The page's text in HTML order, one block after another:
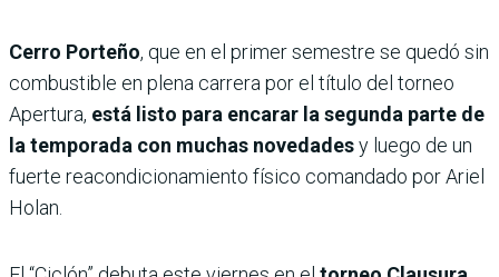
Cerro Porteño, que en el primer semestre se quedó sin
combustible en plena carrera por el título del torneo
Apertura, está listo para encarar la segunda parte de
la temporada con muchas novedadesy luego de un
fuerte reacondicionamiento físico comandado por Ariel
Holan.